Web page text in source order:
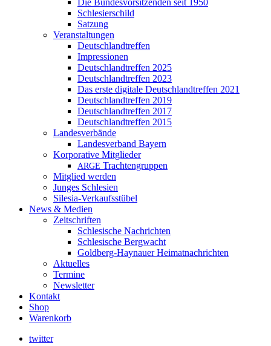
Die Bundesvorsitzenden seit 1950
Schlesierschild
Satzung
Veranstaltungen
Deutschlandtreffen
Impressionen
Deutschlandtreffen 2025
Deutschlandtreffen 2023
Das erste digitale Deutschlandtreffen 2021
Deutschlandtreffen 2019
Deutschlandtreffen 2017
Deutschlandtreffen 2015
Landesverbände
Landesverband Bayern
Korporative Mitglieder
ARGE Trachtengruppen
Mitglied werden
Junges Schlesien
Silesia-Verkaufsstübel
News & Medien
Zeitschriften
Schlesische Nachrichten
Schlesische Bergwacht
Goldberg-Haynauer Heimatnachrichten
Aktuelles
Termine
Newsletter
Kontakt
Shop
Warenkorb
twitter